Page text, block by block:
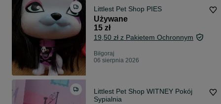
Littlest Pet Shop PIES
Używane
15 zł
19,50 zł z Pakietem Ochronnym
Biłgoraj
06 sierpnia 2026
Littlest Pet Shop WITNEY Pokój
Sypialnia